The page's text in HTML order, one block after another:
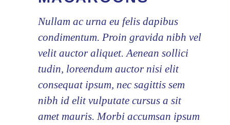
Nullam ac urna eu felis dapibus
condimentum. Proin gravida nibh vel
velit auctor aliquet. Aenean sollici
tudin, loreendum auctor nisi elit
consequat ipsum, nec sagittis sem
nibh id elit vulputate cursus a sit
amet mauris. Morbi accumsan ipsum